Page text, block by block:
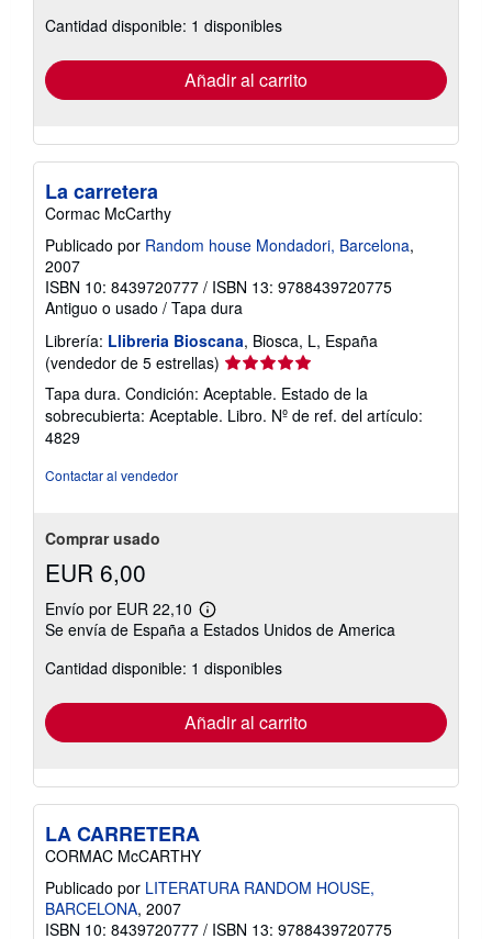
las
tarifas
envío
Cantidad disponible: 1 disponibles
Añadir al carrito
La carretera
Cormac McCarthy
Publicado por Random house Mondadori, Barcelona,
2007
ISBN 10: 8439720777 / ISBN 13: 9788439720775
Antiguo o usado / Tapa dura
Librería: Llibreria Bioscana, Biosca, L, España
(vendedor de 5 estrellas) Calificación
vendedor:
5
Tapa dura. Condición: Aceptable. Estado de la
sobrecubierta: Aceptable. Libro. Nº de ref. del artículo:
4829
Contactar al vendedor
Comprar usado
EUR 6,00
Envío por EUR 22,10
Más
información
las
tarifas
envío
Se envía de España a Estados Unidos de America
Cantidad disponible: 1 disponibles
Añadir al carrito
LA CARRETERA
CORMAC McCARTHY
Publicado por LITERATURA RANDOM HOUSE,
BARCELONA, 2007
ISBN 10: 8439720777 / ISBN 13: 9788439720775